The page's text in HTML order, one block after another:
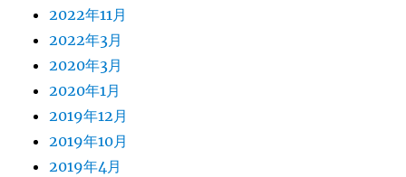
2022年11月
2022年3月
2020年3月
2020年1月
2019年12月
2019年10月
2019年4月